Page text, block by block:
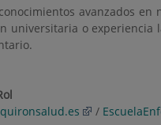
avanzados
universitaria o
/